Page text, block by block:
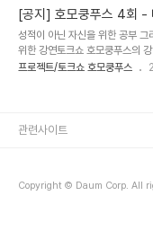
월 27일 월요일 저녁 7시 해밀
장한다. 전화기를 통해 들려온 쾌
호사와 인터뷰 약속을 하고 분당
체격의 그는 얼굴 한가들 미소를
자를 살피는 간호사의 몸에 밴 습
있는 간호사 탁종석씨를 만나 간
[공지] 호모쿵푸스 4회 -
석
성적이 아닌 자신을 위한 공부
위한 강연토크쇼 호모쿵푸스의
는 남자 간호사 탁종석님입니다.
남자 간호사의 진로는 매우 다양
해서 (사)인순이와 좋은사람들에
프로젝트/토크쇼 호모쿵푸스
Copyright © Daum Corp. All
관련사이트